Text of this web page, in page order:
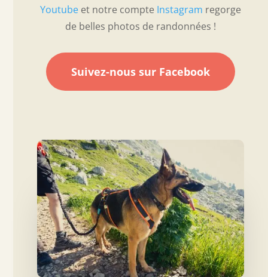
Youtube et notre compte Instagram regorge
de belles photos de randonnées !
Suivez-nous sur Facebook